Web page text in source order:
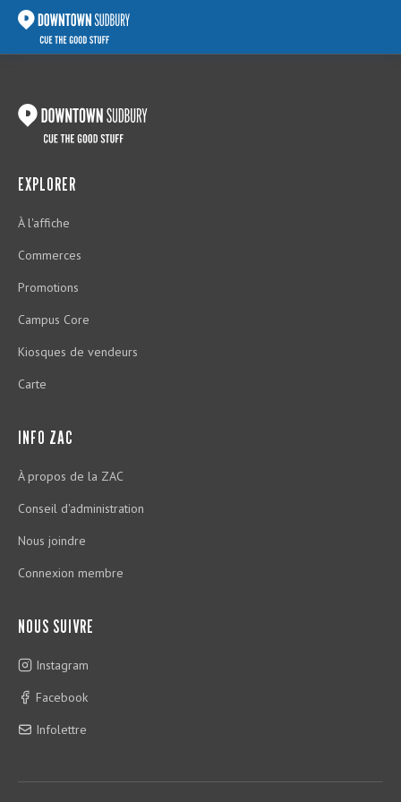
EXPLORER
À l'affiche
Commerces
Promotions
Campus Core
Kiosques de vendeurs
Carte
INFO ZAC
À propos de la ZAC
Conseil d'administration
Nous joindre
Connexion membre
NOUS SUIVRE
Instagram
Facebook
Infolettre